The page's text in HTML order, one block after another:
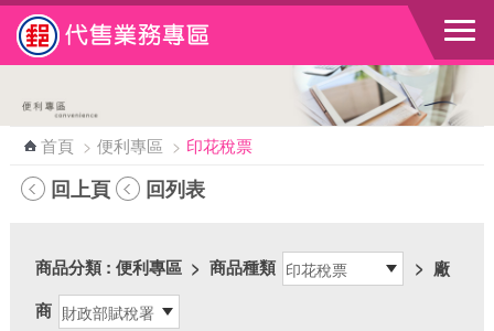
跳到主要內容區塊
首頁 > 便利專區 > 印花稅票
回上頁 回列表
商品分類: 便利專區 > 商品種類 > 廠
商